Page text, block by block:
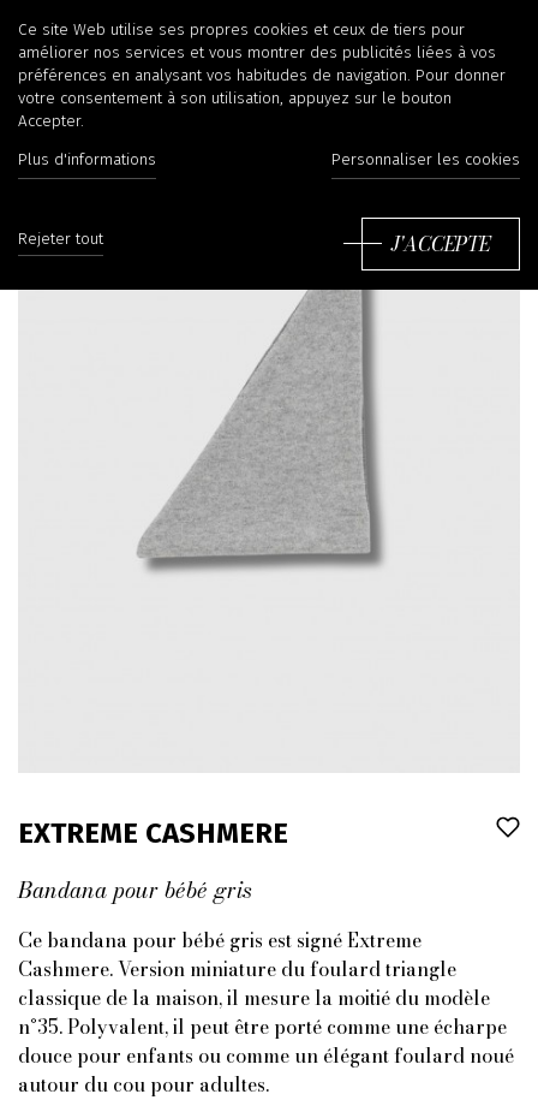
EXTREME CASHMERE
Bandana pour bébé gris
Ce bandana pour bébé gris est signé Extreme
Cashmere. Version miniature du foulard triangle
classique de la maison, il mesure la moitié du modèle
n°35. Polyvalent, il peut être porté comme une écharpe
douce pour enfants ou comme un élégant foulard noué
autour du cou pour adultes.
Ce site Web utilise ses propres cookies et ceux de tiers pour
améliorer nos services et vous montrer des publicités liées à vos
préférences en analysant vos habitudes de navigation. Pour donner
votre consentement à son utilisation, appuyez sur le bouton
Accepter.
Plus d'informations Personnaliser les cookies
Rejeter tout J'ACCEPTE